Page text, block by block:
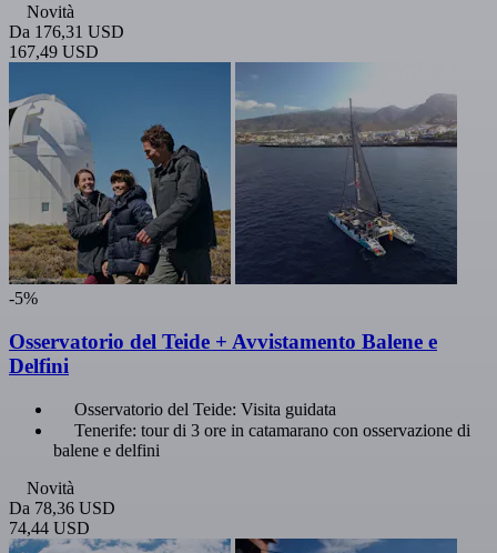
Novità
Da 176,31 USD
167,49 USD
-5%
Osservatorio del Teide + Avvistamento Balene e
Delfini
Osservatorio del Teide: Visita guidata
Tenerife: tour di 3 ore in catamarano con osservazione di
balene e delfini
Novità
Da 78,36 USD
74,44 USD